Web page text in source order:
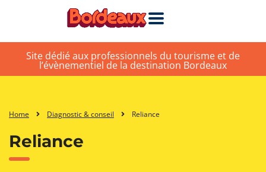
Site dédié aux professionnels du tourisme et de
l’évènementiel de la destination Bordeaux
Home Diagnostic & conseil Reliance
Reliance